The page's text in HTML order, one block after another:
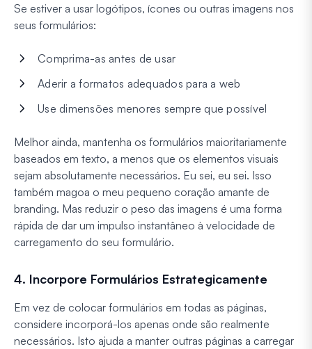
Se estiver a usar logótipos, ícones ou outras imagens nos
seus formulários:
Comprima-as antes de usar
Aderir a formatos adequados para a web
Use dimensões menores sempre que possível
Melhor ainda, mantenha os formulários maioritariamente
baseados em texto, a menos que os elementos visuais
sejam absolutamente necessários. Eu sei, eu sei. Isso
também magoa o meu pequeno coração amante de
branding. Mas reduzir o peso das imagens é uma forma
rápida de dar um impulso instantâneo à velocidade de
carregamento do seu formulário.
4. Incorpore Formulários Estrategicamente
Em vez de colocar formulários em todas as páginas,
considere incorporá-los apenas onde são realmente
necessários. Isto ajuda a manter outras páginas a carregar